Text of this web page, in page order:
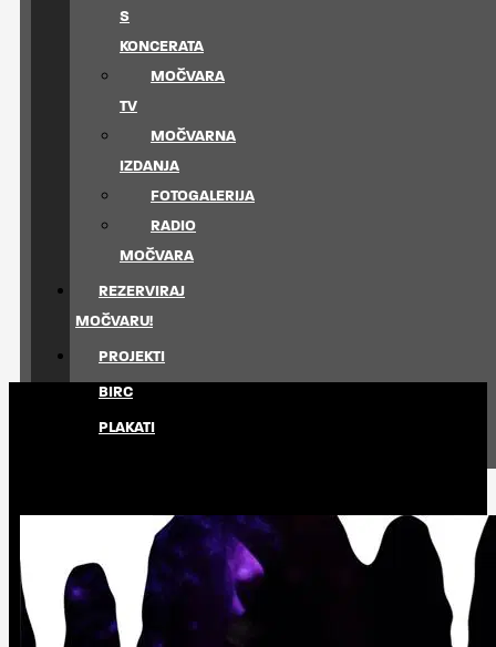
S
KONCERATA
MOČVARA
TV
MOČVARNA
IZDANJA
FOTOGALERIJA
RADIO
MOČVARA
REZERVIRAJ
MOČVARU!
PROJEKTI
BIRC
PLAKATI